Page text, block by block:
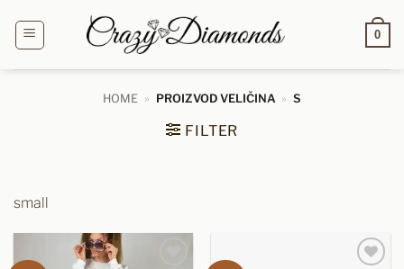
sadržaj
0
HOME » PROIZVOD VELIČINA » S
FILTER
small